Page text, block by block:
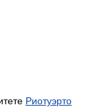
Риотуэрто